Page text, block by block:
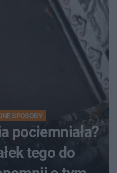
SPOSOBY
pociemniała?
tego do